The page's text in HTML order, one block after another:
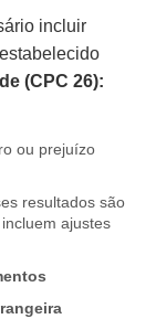
incluir
(CPC 26):
ou prejuízo
resultados são
ajustes